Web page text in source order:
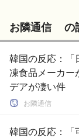
お隣通信 の
韓国の反応：「
凍食品メーカー
デアが凄い件
お隣通信
韓国の反応：「